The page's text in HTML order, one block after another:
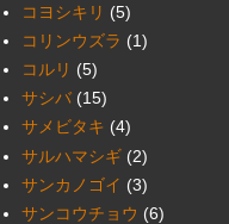
コヨシキリ (5)
コリンウズラ (1)
コルリ (5)
サシバ (15)
サメビタキ (4)
サルハマシギ (2)
サンカノゴイ (3)
サンコウチョウ (6)